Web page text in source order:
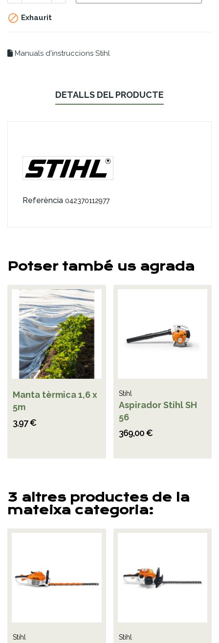
 Exhaurit
Manuals d'instruccions Stihl
DETALLS DEL PRODUCTE
Referència 042370112977
Potser també us agrada
Manta tèrmica 1,6 x
5m
3,97 €
Stihl
Aspirador Stihl SH
56
369,00 €
3 altres productes de la
mateixa categoria:
Stihl Stihl